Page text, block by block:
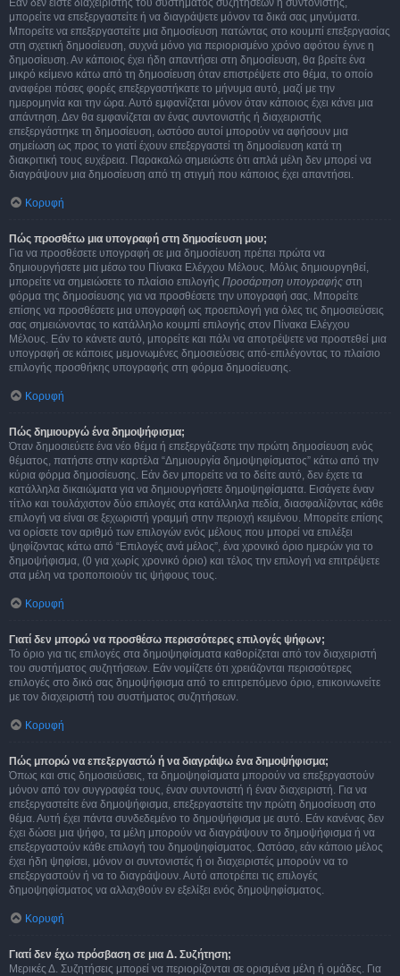
Εάν δεν είστε διαχειριστής του συστήματος συζητήσεων ή συντονιστής,
μπορείτε να επεξεργαστείτε ή να διαγράψετε μόνον τα δικά σας μηνύματα.
Μπορείτε να επεξεργαστείτε μια δημοσίευση πατώντας στο κουμπί επεξεργασίας
στη σχετική δημοσίευση, συχνά μόνο για περιορισμένο χρόνο αφότου έγινε η
δημοσίευση. Αν κάποιος έχει ήδη απαντήσει στη δημοσίευση, θα βρείτε ένα
μικρό κείμενο κάτω από τη δημοσίευση όταν επιστρέψετε στο θέμα, το οποίο
αναφέρει πόσες φορές επεξεργαστήκατε το μήνυμα αυτό, μαζί με την
ημερομηνία και την ώρα. Αυτό εμφανίζεται μόνον όταν κάποιος έχει κάνει μια
απάντηση. Δεν θα εμφανίζεται αν ένας συντονιστής ή διαχειριστής
επεξεργάστηκε τη δημοσίευση, ωστόσο αυτοί μπορούν να αφήσουν μια
σημείωση ως προς το γιατί έχουν επεξεργαστεί τη δημοσίευση κατά τη
διακριτική τους ευχέρεια. Παρακαλώ σημειώστε ότι απλά μέλη δεν μπορεί να
διαγράψουν μια δημοσίευση από τη στιγμή που κάποιος έχει απαντήσει.
Κορυφή
Πώς προσθέτω μια υπογραφή στη δημοσίευση μου;
Για να προσθέσετε υπογραφή σε μια δημοσίευση πρέπει πρώτα να
δημιουργήσετε μια μέσω του Πίνακα Ελέγχου Μέλους. Μόλις δημιουργηθεί,
μπορείτε να σημειώσετε το πλαίσιο επιλογής Προσάρτηση υπογραφής στη
φόρμα της δημοσίευσης για να προσθέσετε την υπογραφή σας. Μπορείτε
επίσης να προσθέσετε μια υπογραφή ως προεπιλογή για όλες τις δημοσιεύσεις
σας σημειώνοντας το κατάλληλο κουμπί επιλογής στον Πίνακα Ελέγχου
Μέλους. Εάν το κάνετε αυτό, μπορείτε και πάλι να αποτρέψετε να προστεθεί μια
υπογραφή σε κάποιες μεμονωμένες δημοσιεύσεις από-επιλέγοντας το πλαίσιο
επιλογής προσθήκης υπογραφής στη φόρμα δημοσίευσης.
Κορυφή
Πώς δημιουργώ ένα δημοψήφισμα;
Όταν δημοσιεύετε ένα νέο θέμα ή επεξεργάζεστε την πρώτη δημοσίευση ενός
θέματος, πατήστε στην καρτέλα “Δημιουργία δημοψηφίσματος” κάτω από την
κύρια φόρμα δημοσίευσης. Εάν δεν μπορείτε να το δείτε αυτό, δεν έχετε τα
κατάλληλα δικαιώματα για να δημιουργήσετε δημοψηφίσματα. Εισάγετε έναν
τίτλο και τουλάχιστον δύο επιλογές στα κατάλληλα πεδία, διασφαλίζοντας κάθε
επιλογή να είναι σε ξεχωριστή γραμμή στην περιοχή κειμένου. Μπορείτε επίσης
να ορίσετε τον αριθμό των επιλογών ενός μέλους που μπορεί να επιλέξει
ψηφίζοντας κάτω από “Επιλογές ανά μέλος”, ένα χρονικό όριο ημερών για το
δημοψήφισμα, (0 για χωρίς χρονικό όριο) και τέλος την επιλογή να επιτρέψετε
στα μέλη να τροποποιούν τις ψήφους τους.
Κορυφή
Γιατί δεν μπορώ να προσθέσω περισσότερες επιλογές ψήφων;
Το όριο για τις επιλογές στα δημοψηφίσματα καθορίζεται από τον διαχειριστή
του συστήματος συζητήσεων. Εάν νομίζετε ότι χρειάζονται περισσότερες
επιλογές στο δικό σας δημοψήφισμα από το επιτρεπόμενο όριο, επικοινωνείτε
με τον διαχειριστή του συστήματος συζητήσεων.
Κορυφή
Πώς μπορώ να επεξεργαστώ ή να διαγράψω ένα δημοψήφισμα;
Όπως και στις δημοσιεύσεις, τα δημοψηφίσματα μπορούν να επεξεργαστούν
μόνον από τον συγγραφέα τους, έναν συντονιστή ή έναν διαχειριστή. Για να
επεξεργαστείτε ένα δημοψήφισμα, επεξεργαστείτε την πρώτη δημοσίευση στο
θέμα. Αυτή έχει πάντα συνδεδεμένο το δημοψήφισμα με αυτό. Εάν κανένας δεν
έχει δώσει μια ψήφο, τα μέλη μπορούν να διαγράψουν το δημοψήφισμα ή να
επεξεργαστούν κάθε επιλογή του δημοψηφίσματος. Ωστόσο, εάν κάποιο μέλος
έχει ήδη ψηφίσει, μόνον οι συντονιστές ή οι διαχειριστές μπορούν να το
επεξεργαστούν ή να το διαγράψουν. Αυτό αποτρέπει τις επιλογές
δημοψηφίσματος να αλλαχθούν εν εξελίξει ενός δημοψηφίσματος.
Κορυφή
Γιατί δεν έχω πρόσβαση σε μια Δ. Συζήτηση;
Μερικές Δ. Συζητήσεις μπορεί να περιορίζονται σε ορισμένα μέλη ή ομάδες. Για